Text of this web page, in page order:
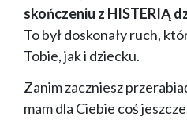
skończeniu z HISTERIĄ
To był doskonały ruch,
Tobie, jak i dziecku.
Zanim zaczniesz
mam dla Ciebie coś